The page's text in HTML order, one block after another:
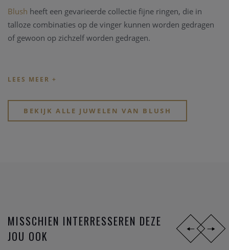
Blush heeft een gevarieerde collectie fijne ringen, die in
talloze combinaties op de vinger kunnen worden gedragen
of gewoon op zichzelf worden gedragen.
BEKIJK ALLE JUWELEN VAN BLUSH
MISSCHIEN INTERRESSEREN DEZE
JOU OOK